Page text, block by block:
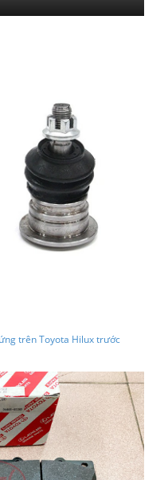
trên Toyota Hilux trước